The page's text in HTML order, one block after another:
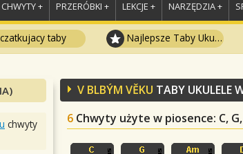
CHWYTY + PRZERÓBKI + LEKCJE + NARZĘDZIA +
taby Najlepsze Taby Ukulele
V BLBÝM VĚKU TABY UKULELE
6 Chwyty użyte w piosence: C,
chwyty